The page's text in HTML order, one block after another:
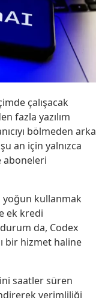
çalışacak
fazla yazılım
bölmeden arka
an için yalnızca
aboneleri
yoğun kullanmak
ek kredi
da, Codex
bir hizmet haline
saatler süren
verimliliği